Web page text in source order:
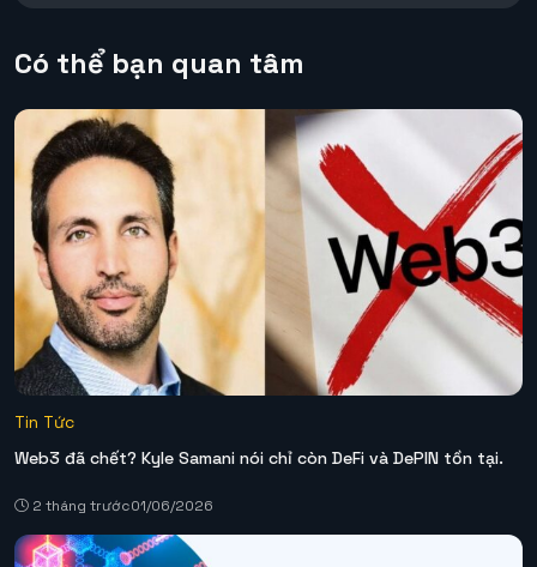
Có thể bạn quan tâm
Tin Tức
Web3 đã chết? Kyle Samani nói chỉ còn DeFi và DePIN tồn tại.
2 tháng trước01/06/2026